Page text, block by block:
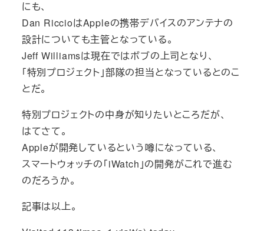
にも、
Dan RiccioはAppleの携帯デバイスのアンテナの
設計についても主管となっている。
Jeff Williamsは現在ではボブの上司となり、
「特別プロジェクト」部隊の担当となっているとのこ
とだ。
特別プロジェクトの中身が知りたいところだが、
はてさて。
Appleが開発しているという噂になっている、
スマートウォッチの「iWatch」の開発がこれで進む
のだろうか。
記事は以上。